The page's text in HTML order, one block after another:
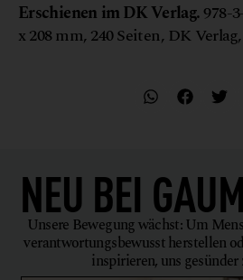
Erschienen im DK Verlag.978-
x 208 mm, 240 Seiten, DK Verlag,
NEU BEI
Unsere Bewegung wächst: Um
verantwortungsbewusst herstellen
inspirieren, uns gesünder